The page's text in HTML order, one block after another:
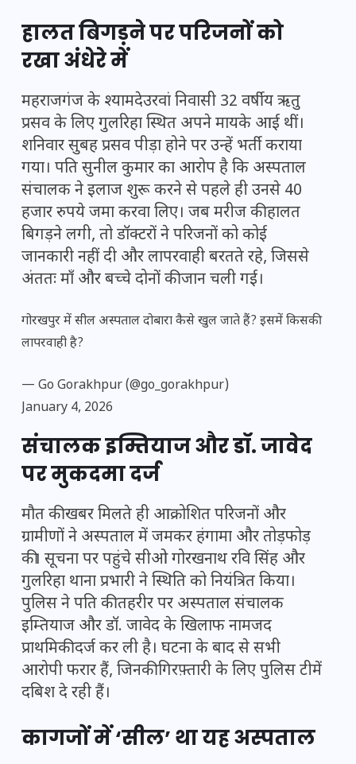
हालत बिगड़ने पर परिजनों को
रखा अंधेरे में
महराजगंज के श्यामदेउरवां निवासी 32 वर्षीय ऋतु
प्रसव के लिए गुलरिहा स्थित अपने मायके आई थीं।
शनिवार सुबह प्रसव पीड़ा होने पर उन्हें भर्ती कराया
गया। पति सुनील कुमार का आरोप है कि अस्पताल
संचालक ने इलाज शुरू करने से पहले ही उनसे 40
हजार रुपये जमा करवा लिए। जब मरीज की हालत
बिगड़ने लगी, तो डॉक्टरों ने परिजनों को कोई
जानकारी नहीं दी और लापरवाही बरतते रहे, जिससे
अंततः माँ और बच्चे दोनों की जान चली गई।
गोरखपुर में सील अस्पताल दोबारा कैसे खुल जाते हैं? इसमें किसकी
लापरवाही है?
— Go Gorakhpur (@go_gorakhpur)
January 4, 2026
संचालक इम्तियाज और डॉ. जावेद
पर मुकदमा दर्ज
मौत की खबर मिलते ही आक्रोशित परिजनों और
ग्रामीणों ने अस्पताल में जमकर हंगामा और तोड़फोड़
की। सूचना पर पहुंचे सीओ गोरखनाथ रवि सिंह और
गुलरिहा थाना प्रभारी ने स्थिति को नियंत्रित किया।
पुलिस ने पति की तहरीर पर अस्पताल संचालक
इम्तियाज और डॉ. जावेद के खिलाफ नामजद
प्राथमिकी दर्ज कर ली है। घटना के बाद से सभी
आरोपी फरार हैं, जिनकी गिरफ़्तारी के लिए पुलिस टीमें
दबिश दे रही हैं।
कागजों में ‘सील’ था यह अस्पताल